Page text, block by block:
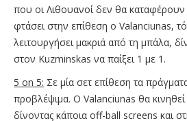
που οι Λιθουανοί δεν θα καταφέρουν
φτάσει στην επίθεση ο Valanciunas,
λειτουργήσει μακριά από τη μπάλα,
στον Kuzminskas να παίξει 1 με 1.
5 οn 5: Σε μία σετ επίθεση τα
προβλέψιμα. Ο Valanciunas θα
δίνοντας κάποια off-ball screens και